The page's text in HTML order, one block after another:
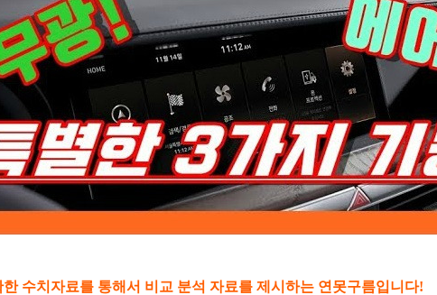
수치자료를 통해서 비교 분석 자료를 제시하는 연못구름입니다!